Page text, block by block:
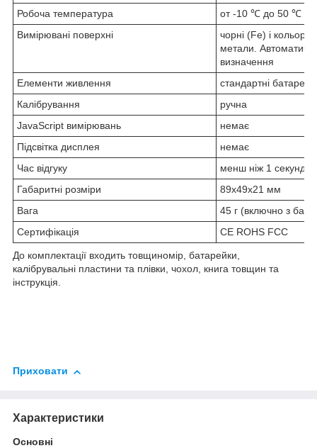
Робоча температура
от -10 ℃ до 50 ℃
Вимірювані поверхні
чорні (Fe) і
метали.
визначення
Елементи живлення
стандартні
Калібрування
ручна
JavaScript вимірювань
немає
Підсвітка дисплея
немає
Час відгуку
менш ніж 1 секунду
Габаритні розміри
89х49х21 мм
Вага
45 г (включно з
Сертифікація
CE ROHS FCC
До комплектації входить товщиномір, батарейки,
калібрувальні пластини та плівки, чохол, книга товщин та
інструкція.
Приховати
Характеристики
Основні